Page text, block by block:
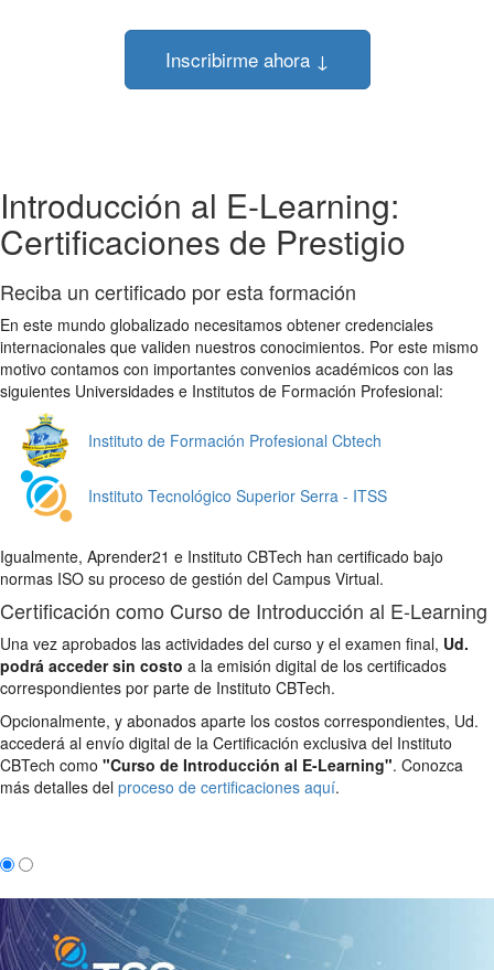
Inscribirme ahora ↓
Introducción al E-Learning:
Certificaciones de Prestigio
Reciba un certificado por esta formación
En este mundo globalizado necesitamos obtener credenciales
internacionales que validen nuestros conocimientos. Por este mismo
motivo contamos con importantes convenios académicos con las
siguientes Universidades e Institutos de Formación Profesional:
Instituto de Formación Profesional Cbtech
Instituto Tecnológico Superior Serra - ITSS
Igualmente, Aprender21 e Instituto CBTech han certificado bajo
normas ISO su proceso de gestión del Campus Virtual.
Certificación como Curso de Introducción al E-Learning
Una vez aprobados las actividades del curso y el examen final, Ud.
podrá acceder sin costo a la emisión digital de los certificados
correspondientes por parte de Instituto CBTech.
Opcionalmente, y abonados aparte los costos correspondientes, Ud.
accederá al envío digital de la Certificación exclusiva del Instituto
CBTech como "Curso de Introducción al E-Learning". Conozca
más detalles del proceso de certificaciones aquí.